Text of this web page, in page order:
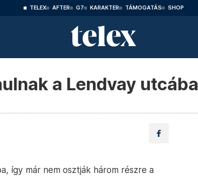
TELEX AFTER G7 KARAKTER TÁMOGATÁS SHOP
a Lendvay utcába
így már nem osztják három részre a